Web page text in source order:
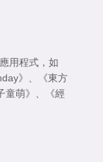
用程式，如
》 、
《東方
童萌》 、
《經